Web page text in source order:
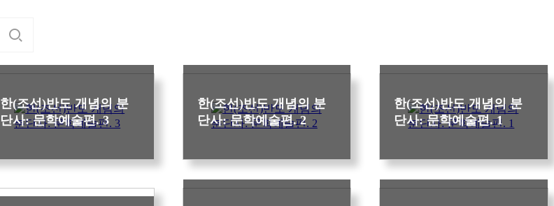
한(조선)반도 개념의 분
단사: 문학예술편. 3
한(조선)반도 개념의 분
단사: 문학예술편. 2
한(조선)반도 개념의 분
단사: 문학예술편. 1